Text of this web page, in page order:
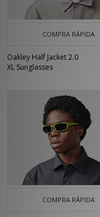
COMPRA RÁPIDA
Oakley Half Jacket 2.0
XL Sunglasses
COMPRA RÁPIDA